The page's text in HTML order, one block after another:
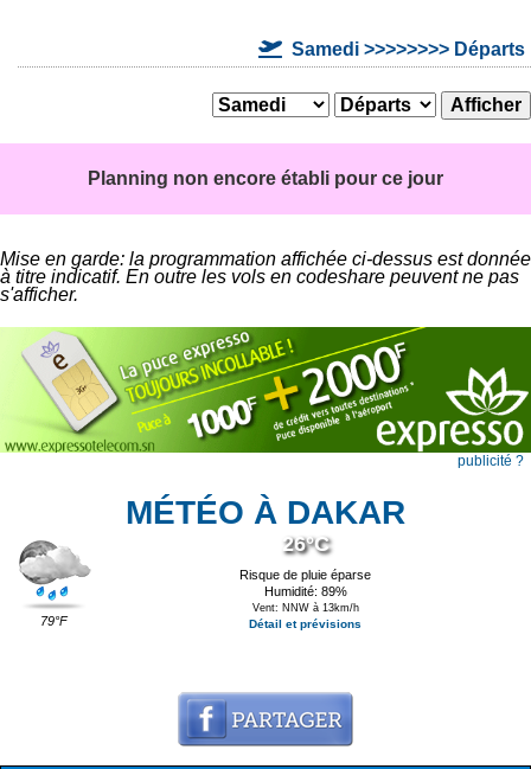
Samedi >>>>>>>> Départs
Planning non encore établi pour ce jour
Mise en garde: la programmation affichée ci-dessus est donnée
à titre indicatif. En outre les vols en codeshare peuvent ne pas
s'afficher.
publicité ?
MÉTÉO À DAKAR
79°F
26°C
Risque de pluie éparse
Humidité: 89%
Vent: NNW à 13km/h
Détail et prévisions